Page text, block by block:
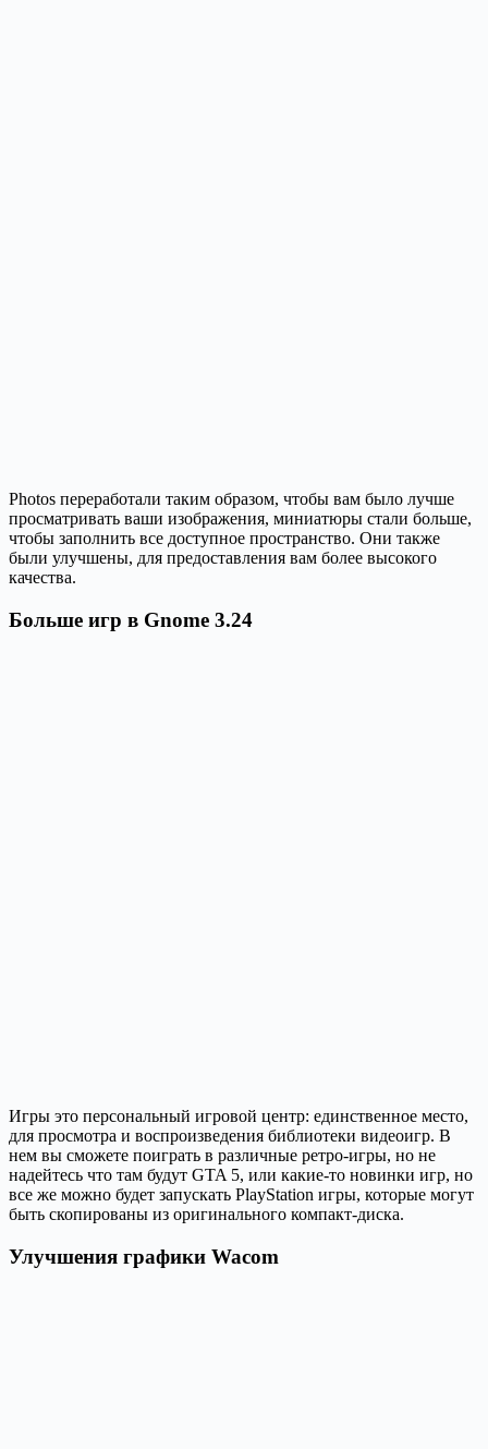
Photos переработали таким образом, чтобы вам было лучше
просматривать ваши изображения, миниатюры стали больше,
чтобы заполнить все доступное пространство. Они также
были улучшены, для предоставления вам более высокого
качества.
Больше игр в Gnome 3.24
Игры это персональный игровой центр: единственное место,
для просмотра и воспроизведения библиотеки видеоигр. В
нем вы сможете поиграть в различные ретро-игры, но не
надейтесь что там будут GTA 5, или какие-то новинки игр, но
все же можно будет запускать PlayStation игры, которые могут
быть скопированы из оригинального компакт-диска.
Улучшения графики Wacom